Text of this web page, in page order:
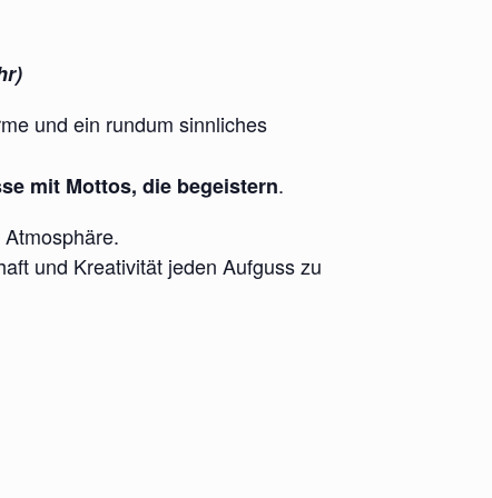
und ein rundum sinnliches
mit Mottos, die begeistern.
und Kreativität jeden Aufguss zu